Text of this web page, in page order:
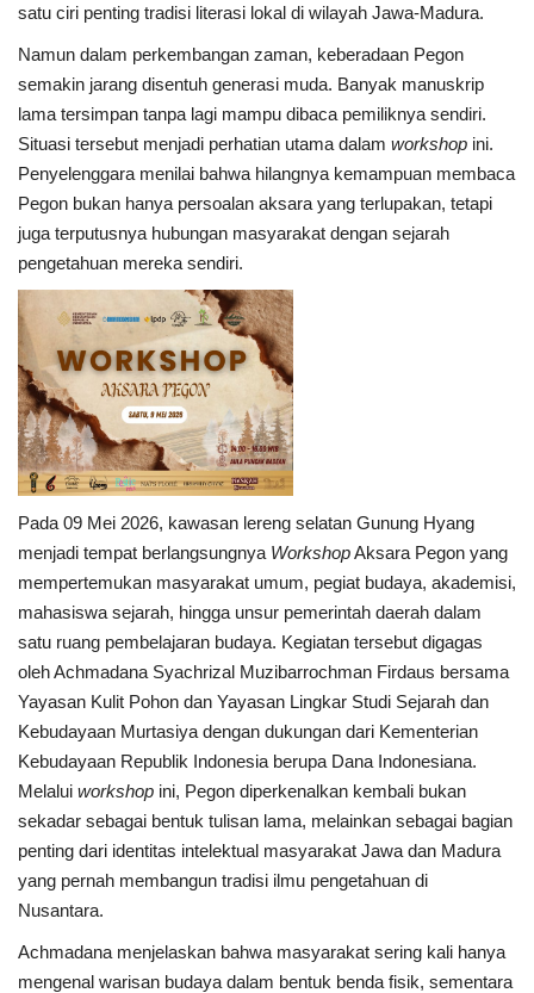
satu ciri penting tradisi literasi lokal di wilayah Jawa-Madura.
Namun dalam perkembangan zaman, keberadaan Pegon
semakin jarang disentuh generasi muda. Banyak manuskrip
lama tersimpan tanpa lagi mampu dibaca pemiliknya sendiri.
Situasi tersebut menjadi perhatian utama dalam workshop ini.
Penyelenggara menilai bahwa hilangnya kemampuan membaca
Pegon bukan hanya persoalan aksara yang terlupakan, tetapi
juga terputusnya hubungan masyarakat dengan sejarah
pengetahuan mereka sendiri.
Pada 09 Mei 2026, kawasan lereng selatan Gunung Hyang
menjadi tempat berlangsungnya WorkshopAksara Pegon yang
mempertemukan masyarakat umum, pegiat budaya, akademisi,
mahasiswa sejarah, hingga unsur pemerintah daerah dalam
satu ruang pembelajaran budaya. Kegiatan tersebut digagas
oleh Achmadana Syachrizal Muzibarrochman Firdaus bersama
Yayasan Kulit Pohon dan Yayasan Lingkar Studi Sejarah dan
Kebudayaan Murtasiya dengan dukungan dari Kementerian
Kebudayaan Republik Indonesia berupa Dana Indonesiana.
Melalui workshop ini, Pegon diperkenalkan kembali bukan
sekadar sebagai bentuk tulisan lama, melainkan sebagai bagian
penting dari identitas intelektual masyarakat Jawa dan Madura
yang pernah membangun tradisi ilmu pengetahuan di
Nusantara.
Achmadana menjelaskan bahwa masyarakat sering kali hanya
mengenal warisan budaya dalam bentuk benda fisik, sementara